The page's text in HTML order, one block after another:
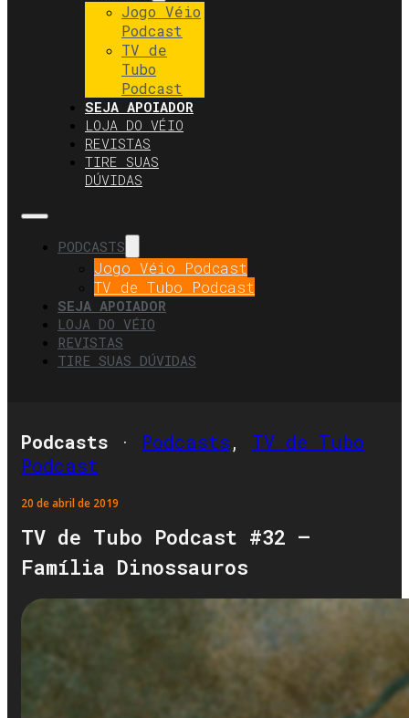
Jogo Véio
Podcast
TV de
Tubo
Podcast
SEJA APOIADOR
LOJA DO VÉIO
REVISTAS
TIRE SUAS
DÚVIDAS
PODCASTS
Jogo Véio Podcast
TV de Tubo Podcast
SEJA APOIADOR
LOJA DO VÉIO
REVISTAS
TIRE SUAS DÚVIDAS
Podcasts · Podcasts, TV de Tubo
Podcast
20 de abril de 2019
TV de Tubo Podcast #32 –
Família Dinossauros